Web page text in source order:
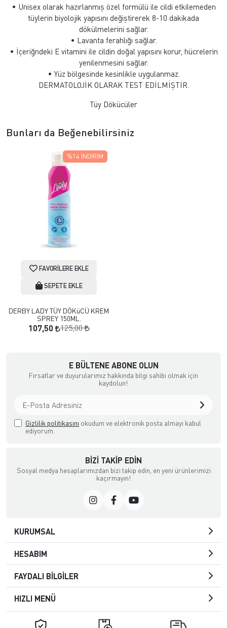
• Unisex olarak hazırlanmış özel formülü ile cildi etkilemeden
tüylerin biyolojik yapısını değiştirerek 8-10 dakikada
dökülmelerini sağlar.
• Lavanta ferahlığı sağlar.
• İçeriğndeki E vitamini ile cildin doğal yapısını korur, hücrelerin
yenilenmesini sağlar.
• Yüz bölgesinde kesinlikle uygulanmaz.
DERMATOLOJİK OLARAK TEST EDİLMİŞTİR.
Tüy Dökücüler
Bunları da Beğenebilirsiniz
FAVORILERE EKLE
SEPETE EKLE
DERBY LADY TÜY DÖKüCÜ KREM
SPREY 150ML.
107,50 125,00
%14 İNDIRIM
E BÜLTENE ABONE OLUN
Fırsatlar ve duyurularımız hakkında bilgi sahibi olmak için
kaydolun!
Gizlilik politikasını okudum ve elektronik posta almayı kabul
ediyorum.
BIZI TAKIP EDIN
Sosyal medya hesaplarımızdan bizi takip edin, en yeni ürünlerimizi
kaçırmayın!
KURUMSAL
HESABIM
FAYDALI BİLGİLER
HIZLI MENÜ